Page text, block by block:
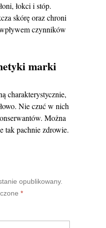
łokci i stóp.
skórę oraz chroni
czynników
marki
charakterystycznie,
Nie czuć w nich
Można
tak pachnie zdrowie.
opublikowany.
*